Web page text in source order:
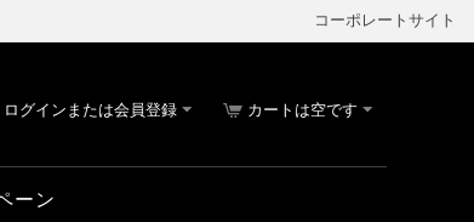
コーポレートサイト
カートは空です
ログインまたは会員登録
ーン